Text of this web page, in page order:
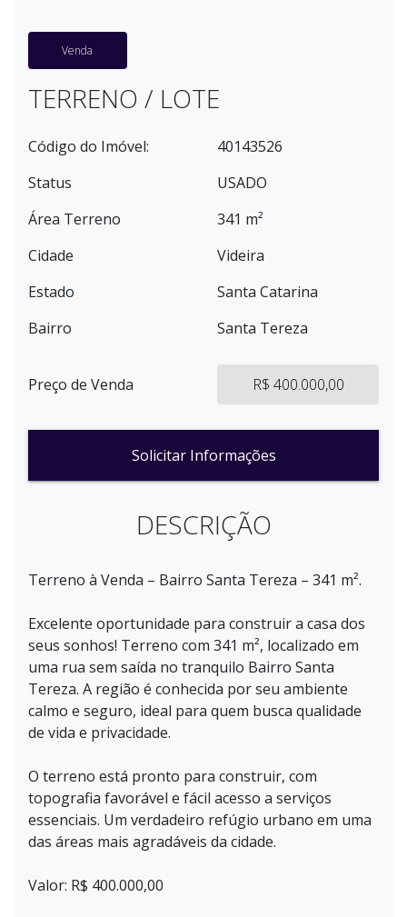
Venda
TERRENO / LOTE
Código do Imóvel:
40143526
Status
USADO
Área Terreno
341 m²
Cidade
Videira
Estado
Santa Catarina
Bairro
Santa Tereza
Preço de Venda R$ 400.000,00
Solicitar Informações
DESCRIÇÃO
Terreno à Venda – Bairro Santa Tereza – 341 m².
Excelente oportunidade para construir a casa dos
seus sonhos! Terreno com 341 m², localizado em
uma rua sem saída no tranquilo Bairro Santa
Tereza. A região é conhecida por seu ambiente
calmo e seguro, ideal para quem busca qualidade
de vida e privacidade.
O terreno está pronto para construir, com
topografia favorável e fácil acesso a serviços
essenciais. Um verdadeiro refúgio urbano em uma
das áreas mais agradáveis da cidade.
Valor: R$ 400.000,00